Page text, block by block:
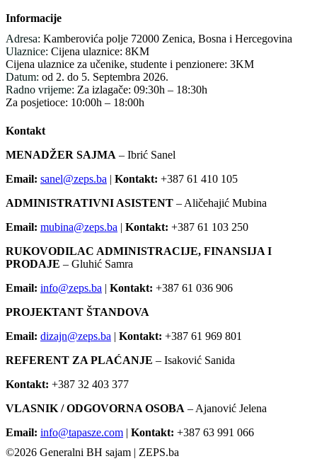
Informacije
Adresa: Kamberovića polje 72000 Zenica, Bosna i Hercegovina
Ulaznice: Cijena ulaznice: 8KM
Cijena ulaznice za učenike, studente i penzionere: 3KM
Datum: od 2. do 5. Septembra 2026.
Radno vrijeme: Za izlagače: 09:30h – 18:30h
Za posjetioce: 10:00h – 18:00h
Kontakt
MENADŽER SAJMA – Ibrić Sanel
Email: sanel@zeps.ba | Kontakt: +387 61 410 105
ADMINISTRATIVNI ASISTENT – Aličehajić Mubina
Email: mubina@zeps.ba | Kontakt: +387 61 103 250
RUKOVODILAC ADMINISTRACIJE, FINANSIJA I
PRODAJE – Gluhić Samra
Email: info@zeps.ba | Kontakt: +387 61 036 906
PROJEKTANT ŠTANDOVA
Email: dizajn@zeps.ba | Kontakt: +387 61 969 801
REFERENT ZA PLAĆANJE – Isaković Sanida
Kontakt: +387 32 403 377
VLASNIK / ODGOVORNA OSOBA – Ajanović Jelena
Email: info@tapasze.com | Kontakt: +387 63 991 066
©2026 Generalni BH sajam | ZEPS.ba